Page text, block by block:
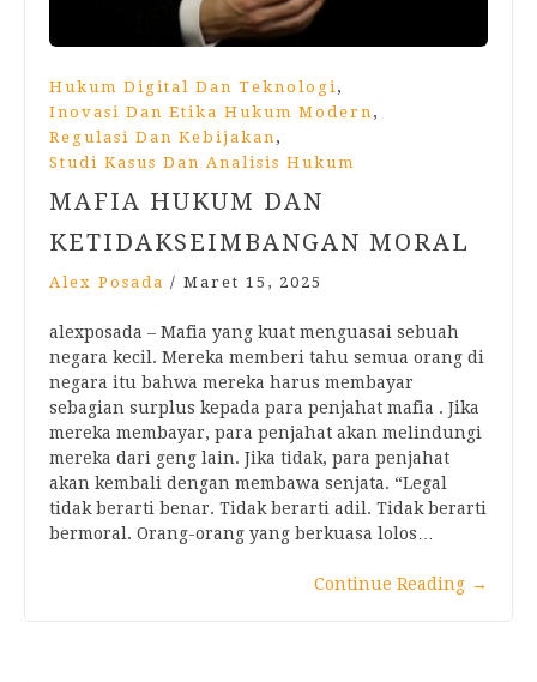
Hukum Digital Dan Teknologi,
Inovasi Dan Etika Hukum Modern ,
Regulasi Dan Kebijakan ,
Studi Kasus Dan Analisis Hukum
MAFIA HUKUM DAN
KETIDAKSEIMBANGAN MORAL
Alex Posada / Maret 15, 2025
alexposada – Mafia yang kuat menguasai sebuah
negara kecil. Mereka memberi tahu semua orang di
negara itu bahwa mereka harus membayar
sebagian surplus kepada para penjahat mafia . Jika
mereka membayar, para penjahat akan melindungi
mereka dari geng lain. Jika tidak, para penjahat
akan kembali dengan membawa senjata. “Legal
tidak berarti benar. Tidak berarti adil. Tidak berarti
bermoral. Orang-orang yang berkuasa lolos…
Continue Reading →